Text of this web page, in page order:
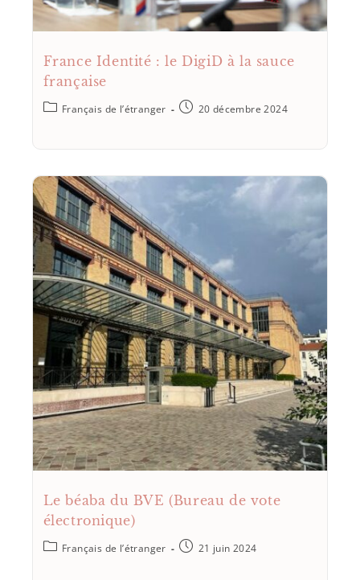
France Identité : le DigiD à la sauce
française
Français de l’étranger 20 décembre 2024
Le béaba du BVE (Bureau de vote
électronique)
Français de l’étranger 21 juin 2024